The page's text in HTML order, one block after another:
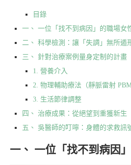
目錄
一、 一位「找不到病因」的職場女
二、 科學檢測：讓「失調」無所遁
三、 針對治療案例量身定制的計畫
1. 營養介入
2. 物理輔助療法（靜脈雷射 PBM
3. 生活節律調整
四、 治療成果：從絕望到重獲新生
五、 吳醫師的叮嚀：身體的求救訊
一、 一位「找不到病因